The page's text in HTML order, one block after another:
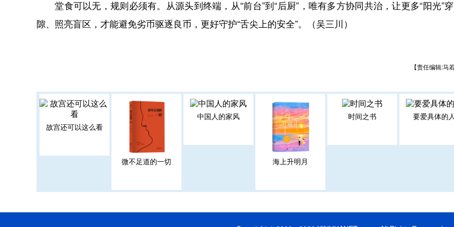
堂食可以无，规则必须有。从源头到终端，从“前台”到“后厨”，唯有多方协同共治，让更多“阳光”
隙、照亮盲区，才能避免劣币驱逐良币，更好守护“舌尖上的安全”。（吴三川）
【责任编辑:马
故宫还可以这么看
微不足道的一切
中国人的家风
海上升明月
时间之书 要爱具体的人